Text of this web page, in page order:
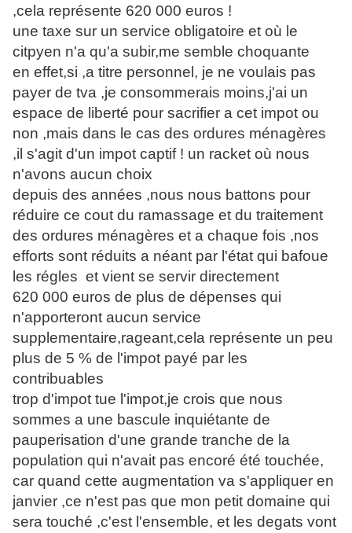
,cela représente 620 000 euros !
une taxe sur un service obligatoire et où le
citpyen n'a qu'a subir,me semble choquante
en effet,si ,a titre personnel, je ne voulais pas
payer de tva ,je consommerais moins,j'ai un
espace de liberté pour sacrifier a cet impot ou
non ,mais dans le cas des ordures ménagères
,il s'agit d'un impot captif ! un racket où nous
n'avons aucun choix
depuis des années ,nous nous battons pour
réduire ce cout du ramassage et du traitement
des ordures ménagères et a chaque fois ,nos
efforts sont réduits a néant par l'état qui bafoue
les régles et vient se servir directement
620 000 euros de plus de dépenses qui
n'apporteront aucun service
supplementaire,rageant,cela représente un peu
plus de 5 % de l'impot payé par les
contribuables
trop d'impot tue l'impot,je crois que nous
sommes a une bascule inquiétante de
pauperisation d'une grande tranche de la
population qui n'avait pas encoré été touchée,
car quand cette augmentation va s'appliquer en
janvier ,ce n'est pas que mon petit domaine qui
sera touché ,c'est l'ensemble, et les degats vont